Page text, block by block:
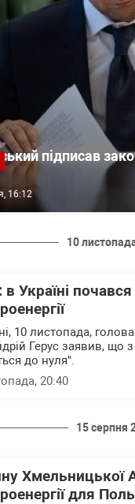
підписав
16:12
10
в Україні
10 листопада,
Герус заявив, що з
до нуля".
20:40
15 серпня
Хмельницької
для